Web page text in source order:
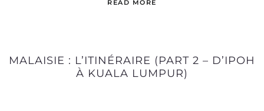
READ MORE
MALAISIE : L’ITINÉRAIRE (PART 2 – D’IPOH
À KUALA LUMPUR)